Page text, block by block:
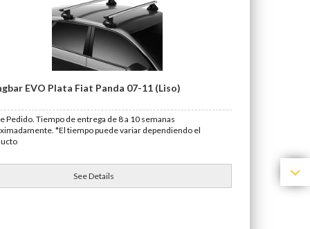
EVO Plata Fiat Panda 07-11 (Liso)
Pedido. Tiempo de entrega de 8 a 10 semanas
*El tiempo puede variar dependiendo el
See Details